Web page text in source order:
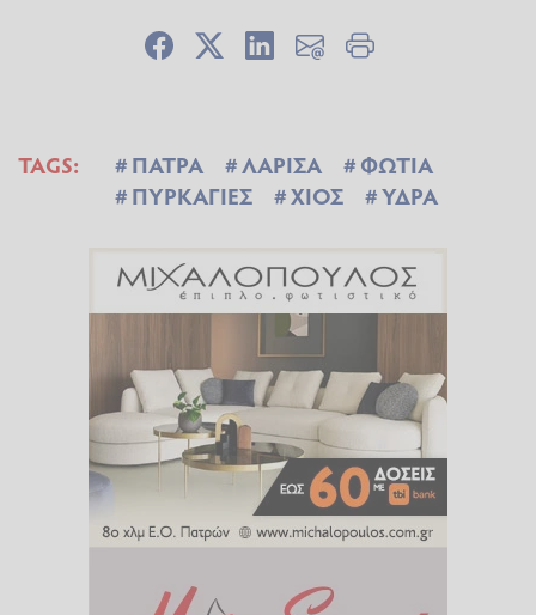
TAGS: ΠΑΤΡΑ ΛΑΡΙΣΑ
ΦΩΤΙΑ
ΠΥΡΚΑΓΙΕΣ
ΧΙΟΣ ΥΔΡΑ